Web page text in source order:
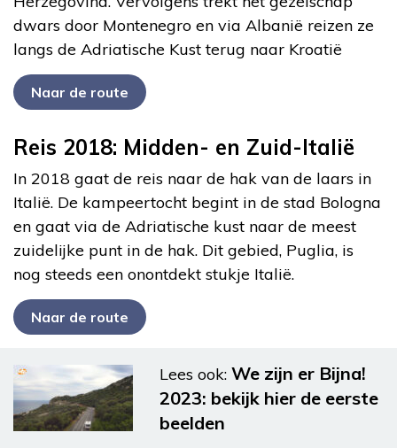
dwars door Montenegro en via Albanië reizen ze
langs de Adriatische Kust terug naar Kroatië
Naar de route
Reis 2018: Midden- en Zuid-Italië
In 2018 gaat de reis naar de hak van de laars in
Italië. De kampeertocht begint in de stad Bologna
en gaat via de Adriatische kust naar de meest
zuidelijke punt in de hak. Dit gebied, Puglia, is
nog steeds een onontdekt stukje Italië.
Naar de route
Lees ook: We zijn er Bijna!
2023: bekijk hier de eerste
beelden